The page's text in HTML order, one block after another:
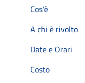
Cos'è
A chi è rivolto
Date e Orari
Costo